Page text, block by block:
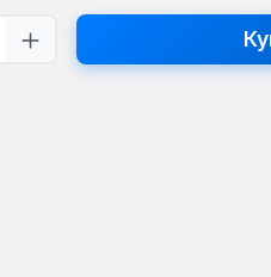
товару: Введіть